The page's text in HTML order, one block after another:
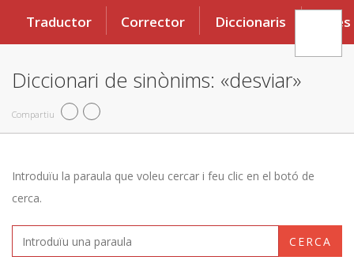
Traductor Corrector Diccionaris Eines
Diccionari de sinònims: «desviar»
Compartiu
Introduïu la paraula que voleu cercar i feu clic en el botó de
cerca.
CERCA